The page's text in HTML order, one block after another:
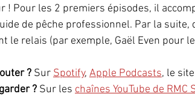
! Pour les 2 premiers épisodes, il
de pêche professionnel. Par la suite,
le relais (par exemple, Gaël Even pour
? Sur Spotify, Apple Podcasts, le
? Sur les chaînes YouTube de RMC